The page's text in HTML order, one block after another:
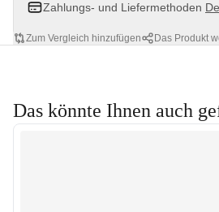
Zahlungs- und Liefermethoden
Zum Vergleich hinzufügen Das Produkt
Das könnte Ihnen auch